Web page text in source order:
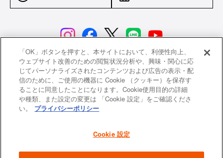
サイトポリシー 特定商取引法に基づく表示
並行輸入品について 個人情報保護方針
返品について
よくあるご質問 お問い合わせ
「OK」ボタンを押すと、本サイトにおいて、利便性向上、
ウェブサイト改善のための閲覧状況分析や、興味・関心に応
じてパーソナライズされたコンテンツおよび広告の表示・配
信のために、ご使用の機器に Cookie （クッキー）を保存す
ることに同意したことになります。Cookie使用目的の詳細
や種類、また設定の変更は 「Cookie 設定」をご確認くださ
い。
プライバシーポリシー
Cookie 設定